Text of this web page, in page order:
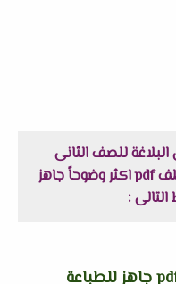
البلاغة للصف الثانى
الثانوى الترم الاول 2022 م في ملف pdf اكثر وضوحاً جاهز
التالى :